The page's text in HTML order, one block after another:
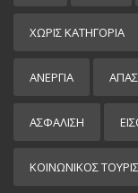
ΧΩΡΊΣ ΚΑΤΗΓΟΡΊΑ
ΑΝΕΡΓΙΑ
ΑΣΦΑΛΙΣΗ
ΚΟΙΝΩΝΙΚΟΣ